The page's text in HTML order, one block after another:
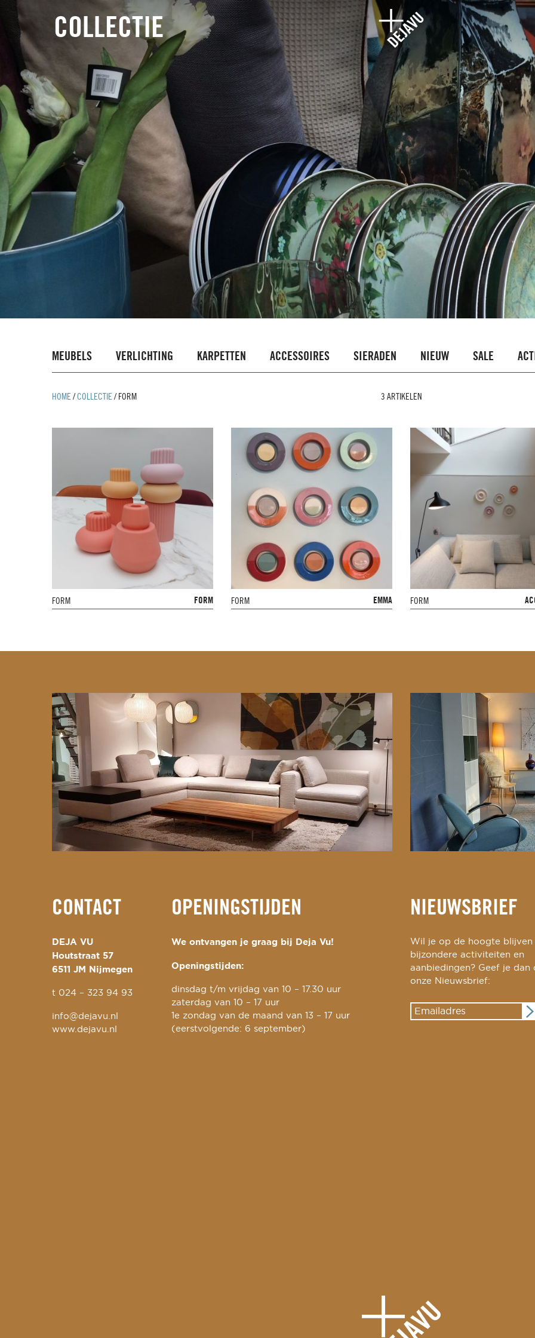
COLLECTIE
MEUBELS VERLICHTING KARPETTEN ACCESSOIRES SIERADEN NIEUW SALE
HOME / COLLECTIE / FORM 3 ARTIKELEN
FORM FORM FORM EMMA FORM
CONTACT
DEJA VU
Houtstraat 57
6511 JM Nijmegen
t 024 – 323 94 93
info@dejavu.nl
www.dejavu.nl
OPENINGSTIJDEN
We ontvangen je graag bij Deja Vu!
Openingstijden:
dinsdag t/m vrijdag van 10 – 17.30 uur
zaterdag van 10 – 17 uur
1e zondag van de maand van 13 – 17 uur
(eerstvolgende: 6 september)
NIEUWSBRIEF
Wil je op de hoogte blijven
bijzondere activiteiten en
aanbiedingen? Geef je dan
onze Nieuwsbrief: